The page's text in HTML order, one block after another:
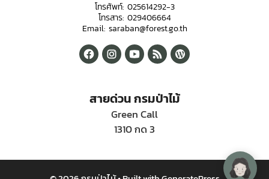
โทรศัพท์: 025614292-3
โทรสาร: 029406664
Email: saraban@forest.go.th
สายด่วน กรมป่าไม้
Green Call
1310 กด 3